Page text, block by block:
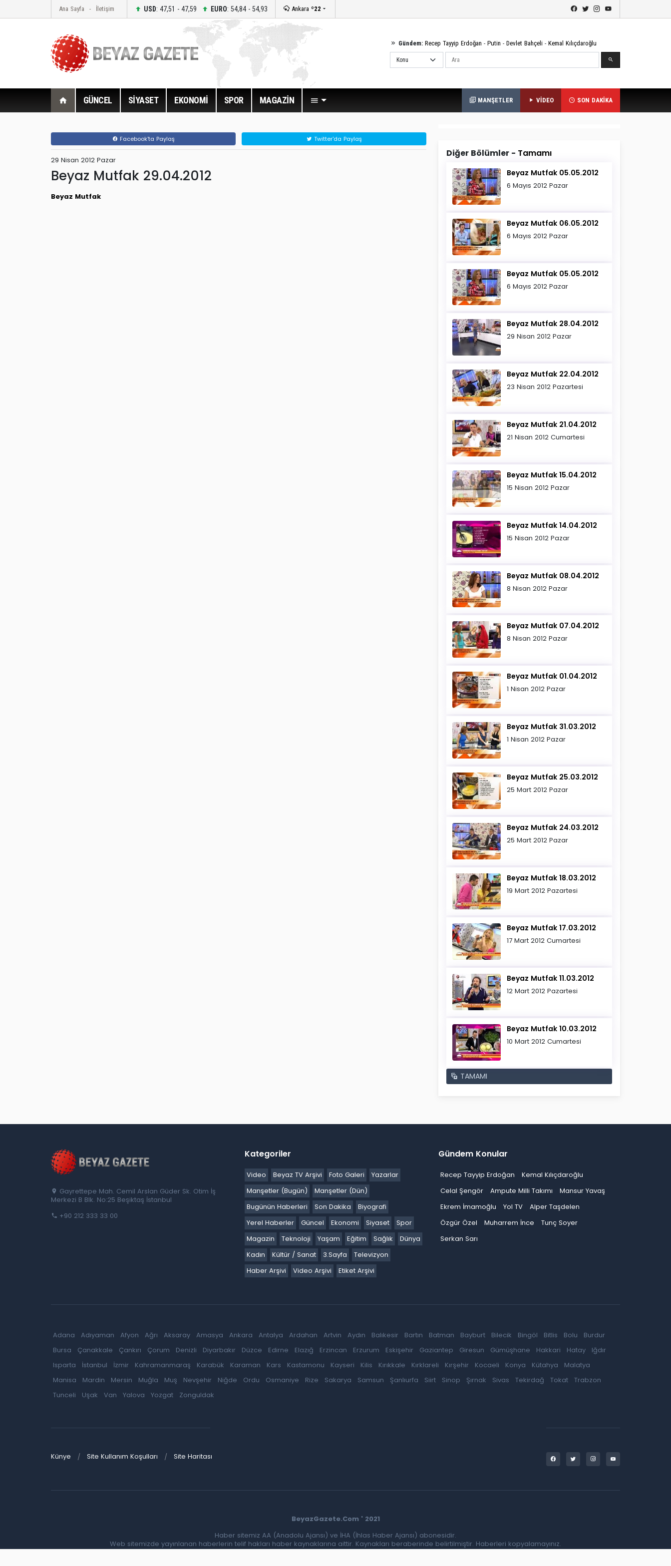
Ana Sayfa İletişim USD: 47,51 - 47,59 EURO: 54,84 - 54,93 Ankara º22
Gündem: Recep Tayyip Erdoğan - Putin - Devlet Bahçeli - Kemal Kılıçdaroğlu
Ara
GÜNCEL SİYASET EKONOMİ SPOR MAGAZİN MANŞETLER VİDEO SON DAKİKA
Facebook'ta Paylaş Twitter'da Paylaş
29 Nisan 2012 Pazar
Beyaz Mutfak 29.04.2012
Beyaz Mutfak
Diğer Bölümler - Tamamı
Beyaz Mutfak 05.05.2012
6 Mayıs 2012 Pazar
Beyaz Mutfak 06.05.2012
6 Mayıs 2012 Pazar
Beyaz Mutfak 05.05.2012
6 Mayıs 2012 Pazar
Beyaz Mutfak 28.04.2012
29 Nisan 2012 Pazar
Beyaz Mutfak 22.04.2012
23 Nisan 2012 Pazartesi
Beyaz Mutfak 21.04.2012
21 Nisan 2012 Cumartesi
Beyaz Mutfak 15.04.2012
15 Nisan 2012 Pazar
Beyaz Mutfak 14.04.2012
15 Nisan 2012 Pazar
Beyaz Mutfak 08.04.2012
8 Nisan 2012 Pazar
Beyaz Mutfak 07.04.2012
8 Nisan 2012 Pazar
Beyaz Mutfak 01.04.2012
1 Nisan 2012 Pazar
Beyaz Mutfak 31.03.2012
1 Nisan 2012 Pazar
Beyaz Mutfak 25.03.2012
25 Mart 2012 Pazar
Beyaz Mutfak 24.03.2012
25 Mart 2012 Pazar
Beyaz Mutfak 18.03.2012
19 Mart 2012 Pazartesi
Beyaz Mutfak 17.03.2012
17 Mart 2012 Cumartesi
Beyaz Mutfak 11.03.2012
12 Mart 2012 Pazartesi
Beyaz Mutfak 10.03.2012
10 Mart 2012 Cumartesi
TAMAMI
Gayrettepe Mah. Cemil Arslan Güder Sk. Otim İş
Merkezi B Blk. No:25 Beşiktaş İstanbul
+90 212 333 33 00
Kategoriler
Video Beyaz TV Arşivi Foto Galeri
Yazarlar
Manşetler (Bugün)
Manşetler (Dün)
Bugünün Haberleri
Son Dakika
Biyografi
Yerel Haberler
Güncel Ekonomi Siyaset
Spor
Magazin
Teknoloji Yaşam Eğitim Sağlık
Dünya
Kadın
Kültür / Sanat 3.Sayfa
Televizyon
Haber Arşivi
Video Arşivi Etiket Arşivi
Gündem Konular
Recep Tayyip Erdoğan
Kemal Kılıçdaroğlu
Celal Şengör
Ampute Milli Takımı
Mansur Yavaş
Ekrem İmamoğlu
Yol TV
Alper Taşdelen
Özgür Özel
Muharrem İnce
Tunç Soyer
Serkan Sarı
Adana Adıyaman Afyon Ağrı Aksaray Amasya Ankara Antalya Ardahan Artvin Aydın Balıkesir Bartın Batman Bayburt Bilecik Bingöl Bitlis Bolu
Burdur
Bursa
Çanakkale Çankırı Çorum Denizli Diyarbakır Düzce Edirne Elazığ Erzincan Erzurum Eskişehir Gaziantep Giresun Gümüşhane Hakkari Hatay
Iğdır
Isparta
İstanbul İzmir Kahramanmaraş Karabük Karaman Kars Kastamonu Kayseri Kilis Kırıkkale Kırklareli Kırşehir Kocaeli Konya Kütahya
Malatya
Manisa
Mardin Mersin Muğla Muş Nevşehir Niğde Ordu Osmaniye Rize Sakarya Samsun Şanlıurfa Siirt Sinop Şırnak Sivas Tekirdağ Tokat
Trabzon
Tunceli
Uşak Van Yalova Yozgat Zonguldak
Künye Site Kullanım Koşulları Site Haritası
BeyazGazete.Com ' 2021
Haber sitemiz AA (Anadolu Ajansı) ve İHA (İhlas Haber Ajansı) abonesidir.
Web sitemizde yayınlanan haberlerin telif hakları haber kaynaklarına aittir. Kaynakları beraberinde belirtilmiştir. Haberleri kopyalamayınız.